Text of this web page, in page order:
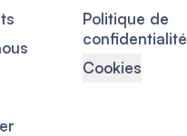
Politique de
confidentialité
Cookies